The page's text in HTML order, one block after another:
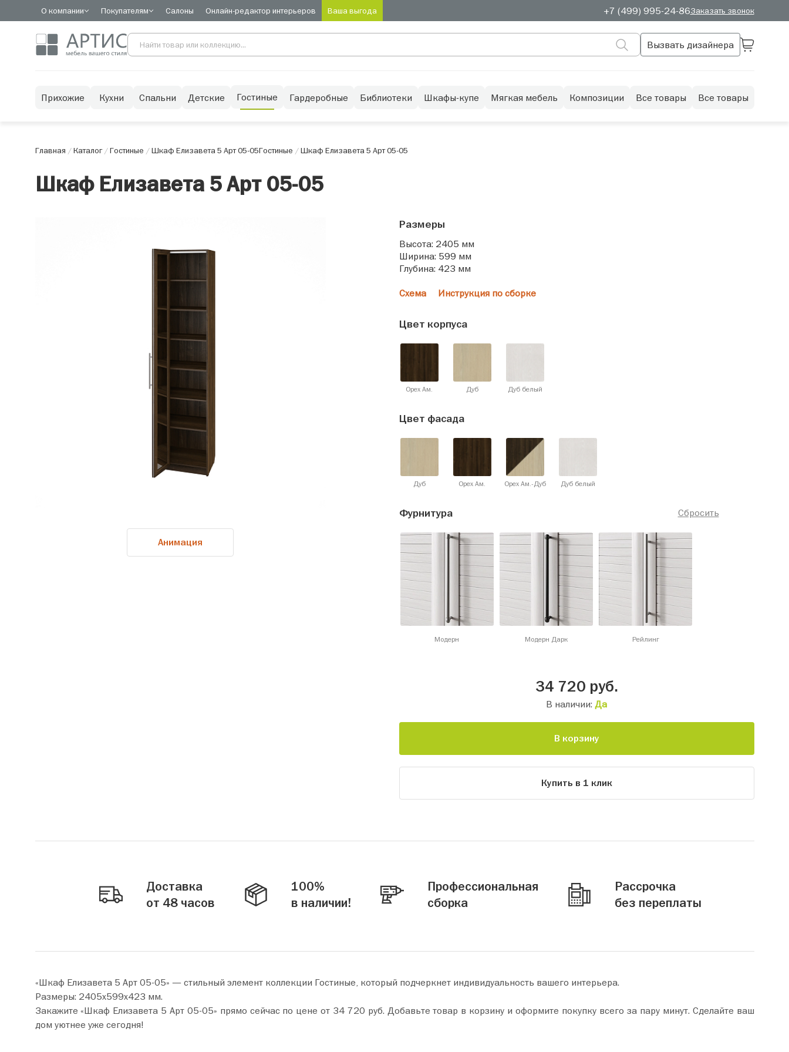
О компании Покупателям Салоны Онлайн-редактор интерьеров Ваша выгода +7 (499) 995-24-86Заказать звонок
Вызвать дизайнера
Прихожие Кухни Спальни Детские Гостиные Гардеробные Библиотеки Шкафы-купе Мягкая мебель Композиции Все товары Все товары
Главная /Каталог/Гостиные /Шкаф Елизавета 5 Арт 05-05Гостиные /Шкаф Елизавета 5 Арт 05-05
Шкаф Елизавета 5 Арт 05-05
Анимация
Размеры
Высота: 2405 мм
Ширина: 599 мм
Глубина: 423 мм
Схема Инструкция по сборке
Цвет корпуса
Орех Ам. Дуб Дуб белый
Цвет фасада
Дуб Орех Ам. Орех Ам.-Дуб Дуб белый
Сбросить
Фурнитура
Модерн Модерн Дарк Рейлинг
34 720 руб.
В наличии: Да
В корзину
Купить в 1 клик
Доставка
от 48 часов
100%
в наличии!
Профессиональная
сборка
Рассрочка
без переплаты
«Шкаф Елизавета 5 Арт 05-05» — стильный элемент коллекции Гостиные, который подчеркнет индивидуальность вашего интерьера.
Размеры: 2405х599х423 мм.
Закажите «Шкаф Елизавета 5 Арт 05-05» прямо сейчас по цене от 34 720 руб. Добавьте товар в корзину и оформите покупку всего за пару минут. Сделайте ваш
дом уютнее уже сегодня!